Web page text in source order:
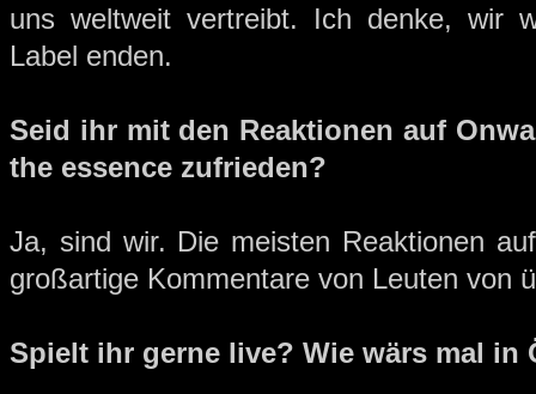
uns weltweit vertreibt. Ich denke, wir
Label enden.
Seid ihr mit den Reaktionen auf
the essence zufrieden?
Ja, sind wir. Die meisten Reaktionen
großartige Kommentare von Leuten von
Spielt ihr gerne live? Wie wärs mal in